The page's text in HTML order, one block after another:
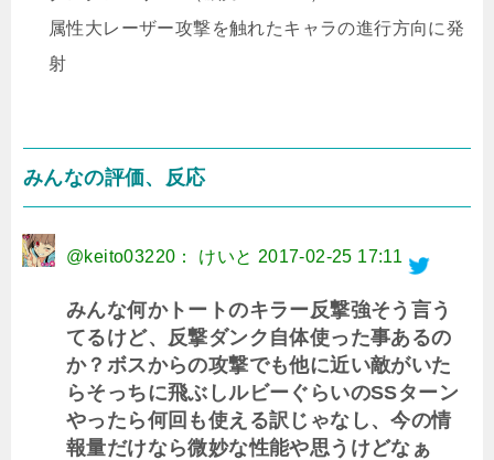
属性大レーザー攻撃を触れたキャラの進行方向に発
射
みんなの評価、反応
@keito03220： けいと 2017-02-25 17:11
みんな何かトートのキラー反撃強そう言う
てるけど、反撃ダンク自体使った事あるの
か？ボスからの攻撃でも他に近い敵がいた
らそっちに飛ぶしルビーぐらいのSSターン
やったら何回も使える訳じゃなし、今の情
報量だけなら微妙な性能や思うけどなぁ